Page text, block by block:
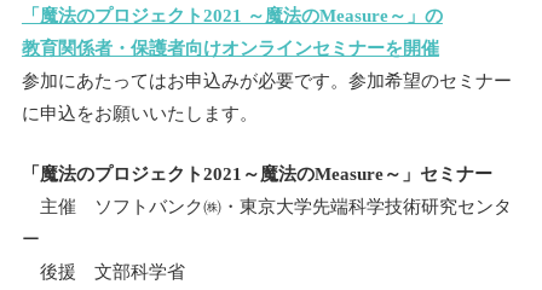
「魔法のプロジェクト2021 ～魔法のMeasure～」の
教育関係者・保護者向けオンラインセミナーを開催
参加にあたってはお申込みが必要です。参加希望のセミナー
に申込をお願いいたします。
「魔法のプロジェクト2021～魔法のMeasure～」セミナー
主催 ソフトバンク㈱・東京大学先端科学技術研究センタ
ー
後援 文部科学省